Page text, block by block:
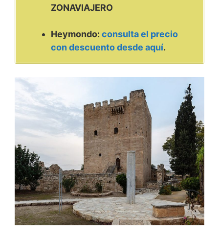
ZONAVIAJERO
Heymondo: consulta el precio
con descuento desde aquí.